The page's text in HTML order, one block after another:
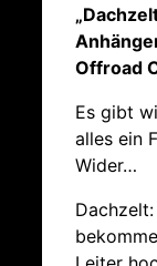
Offroad
Es gibt
alles ein
Wider…